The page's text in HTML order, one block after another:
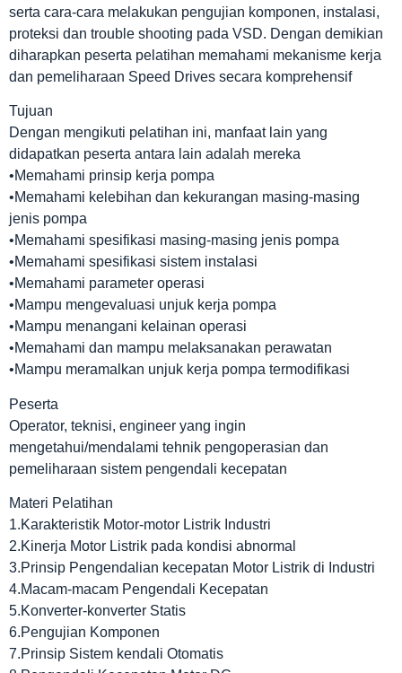
serta cara-cara melakukan pengujian komponen, instalasi,
proteksi dan trouble shooting pada VSD. Dengan demikian
diharapkan peserta pelatihan memahami mekanisme kerja
dan pemeliharaan Speed Drives secara komprehensif
Tujuan
Dengan mengikuti pelatihan ini, manfaat lain yang
didapatkan peserta antara lain adalah mereka
•Memahami prinsip kerja pompa
•Memahami kelebihan dan kekurangan masing-masing
jenis pompa
•Memahami spesifikasi masing-masing jenis pompa
•Memahami spesifikasi sistem instalasi
•Memahami parameter operasi
•Mampu mengevaluasi unjuk kerja pompa
•Mampu menangani kelainan operasi
•Memahami dan mampu melaksanakan perawatan
•Mampu meramalkan unjuk kerja pompa termodifikasi
Peserta
Operator, teknisi, engineer yang ingin
mengetahui/mendalami tehnik pengoperasian dan
pemeliharaan sistem pengendali kecepatan
Materi Pelatihan
1.Karakteristik Motor-motor Listrik Industri
2.Kinerja Motor Listrik pada kondisi abnormal
3.Prinsip Pengendalian kecepatan Motor Listrik di Industri
4.Macam-macam Pengendali Kecepatan
5.Konverter-konverter Statis
6.Pengujian Komponen
7.Prinsip Sistem kendali Otomatis